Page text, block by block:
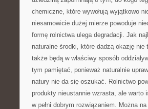
chemiczne, które wywołują wyjątkowo
niesamowicie dużej mierze powoduje
formę rolnictwa ulega degradacji. Jak
naturalne środki, które dadzą okazję
także będą w właściwy sposób
tym pamiętać, ponieważ naturalnie
natury nie da się oszukać. Rolnictwo
produkty nieustannie wzrasta, ale
w pełni dobrym rozwiązaniem. Można